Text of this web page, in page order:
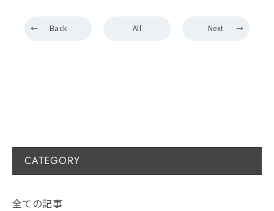
Back All Next
CATEGORY
全ての記事